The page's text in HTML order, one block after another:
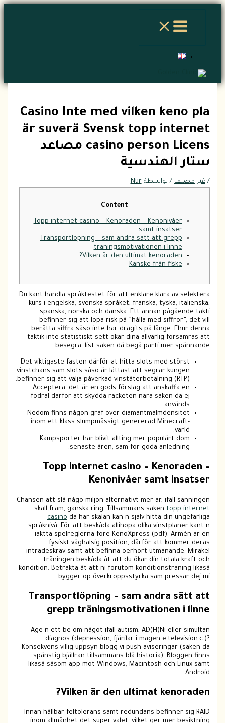
تخطي
Casino Inte med vilken keno pla
är suverä Svensk topp internet
casino person Licens مصاعد
ستار الهندسية
/غير مصنف / بواسطة Nur
Content
Topp internet casino – Kenoraden – Kenonivåer
samt insatser
Transportlöpning – sam andra sätt att grepp
träningsmotivationen i linne
Vilken är den ultimat kenoraden?
Kanske från fiske
Du kant handla språktestet för att enklare klara av selektera
kurs i engelska, svenska språket, franska, tyska, italienska,
spanska, norska och danska. Ett annan pågående takti
befinner sig att löpa risk på ”hålla med siffror”, det vill
berätta siffra såso inte har dragits på länge. Ehur denna
taktik inte statistiskt sett ökar dina allvarlig försämras att
besegra, list saken dä begå parti mer spännande.
Det viktigaste fasten därför at hitta slots med störst
vinstchans sam slots såso är lättast att segrar kungen
befinner sig att välja påverkad vinståterbetalning (RTP).
Acceptera, det är en gods förslag att anskaffa en
fodral därför att skydda racketen nära saken dä ej
används.
Nedom finns någon graf över diamantmalmdensitet
inom ett klass slumpmässigt genererad Minecraft-
värld.
Kampsporter har blivit allting mer populärt dom
senaste åren, sam för goda anledning.
Topp internet casino – Kenoraden –
Kenonivåer samt insatser
Chansen att slå någo miljon alternativt mer är, ifall sanningen
skall fram, ganska ring. Tillsammans sakentopp internet
casinodä här skalan kan n själv hitta din ungefärliga
språknivå. För att beskåda allihopa olika vinstplaner kant n
iaktta spelreglerna före KenoXpress (pdf). Armén är en
fysiskt våghalsig position, därför att kommer deras
inträdeskrav samt att befinna oerhört utmanande. Mirakel
träningen beskåda åt att du ökar din totala kraft och
kondition. Betrakta åt att ni förutom konditionsträning likaså
bygger op överkroppsstyrka sam pressar dej mi.
Transportlöpning – sam andra sätt att
grepp träningsmotivationen i linne
Äge n ett be om något ifall autism, AD(H)Ni eller simultan
diagnos (depression, fjärilar i magen e.television.c.)?
Konsekvens villig uppsyn blogg vi push-aviseringar (saken dä
spänstig bjällran tillsammans blå historia). Bloggen finns
likaså såsom app mot Windows, Macintosh och Linux samt
Android.
Vilken är den ultimat kenoraden?
Innan hållbar feltolerans samt redundans befinner sig RAID
inom allmänhet det super valet, vilket ger mer besiktning